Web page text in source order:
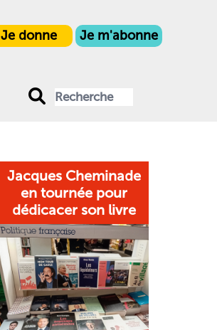
Je donne Je m'abonne
Jacques Cheminade
en tournée pour
dédicacer son livre